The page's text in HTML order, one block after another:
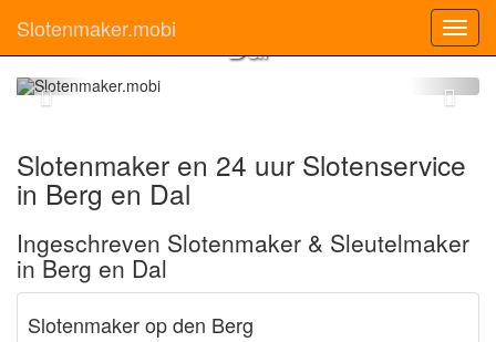
Slotenmaker.mobiSlotenmaker Berg en
Dal
Slotenmaker en 24 uur Slotenservice
in Berg en Dal
Ingeschreven Slotenmaker & Sleutelmaker
in Berg en Dal
Slotenmaker op den Berg